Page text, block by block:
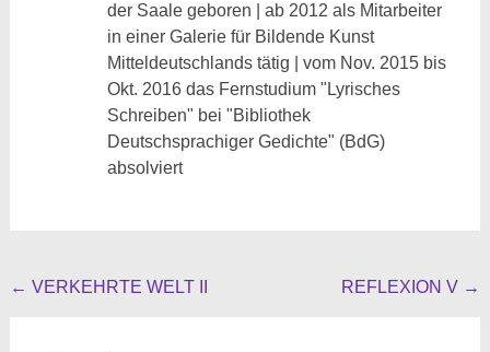
der Saale geboren | ab 2012 als Mitarbeiter
in einer Galerie für Bildende Kunst
Mitteldeutschlands tätig | vom Nov. 2015 bis
Okt. 2016 das Fernstudium "Lyrisches
Schreiben" bei "Bibliothek
Deutschsprachiger Gedichte" (BdG)
absolviert
Beitragsnavigation
← VERKEHRTE WELT II REFLEXION V →